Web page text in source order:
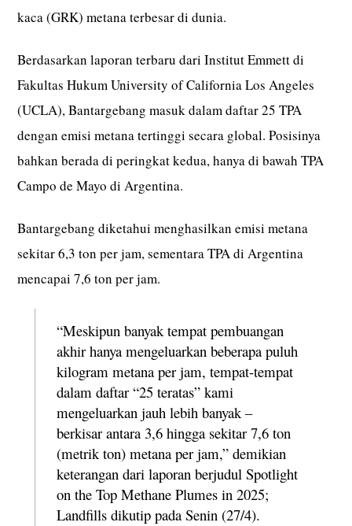
kaca (GRK) metana terbesar di dunia.
Berdasarkan laporan terbaru dari Institut Emmett di
Fakultas Hukum University of California Los Angeles
(UCLA), Bantargebang masuk dalam daftar 25 TPA
dengan emisi metana tertinggi secara global. Posisinya
bahkan berada di peringkat kedua, hanya di bawah TPA
Campo de Mayo di Argentina.
Bantargebang diketahui menghasilkan emisi metana
sekitar 6,3 ton per jam, sementara TPA di Argentina
mencapai 7,6 ton per jam.
“Meskipun banyak tempat pembuangan
akhir hanya mengeluarkan beberapa puluh
kilogram metana per jam, tempat-tempat
dalam daftar “25 teratas” kami
mengeluarkan jauh lebih banyak –
berkisar antara 3,6 hingga sekitar 7,6 ton
(metrik ton) metana per jam,” demikian
keterangan dari laporan berjudul Spotlight
on the Top Methane Plumes in 2025;
Landfills dikutip pada Senin (27/4).